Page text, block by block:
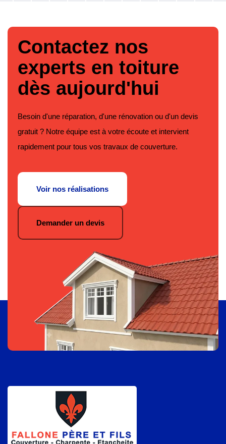
Contactez nos
experts en toiture
dès aujourd'hui
Besoin d'une réparation, d'une rénovation ou d'un devis
gratuit ? Notre équipe est à votre écoute et intervient
rapidement pour tous vos travaux de couverture.
Voir nos réalisations
Demander un devis